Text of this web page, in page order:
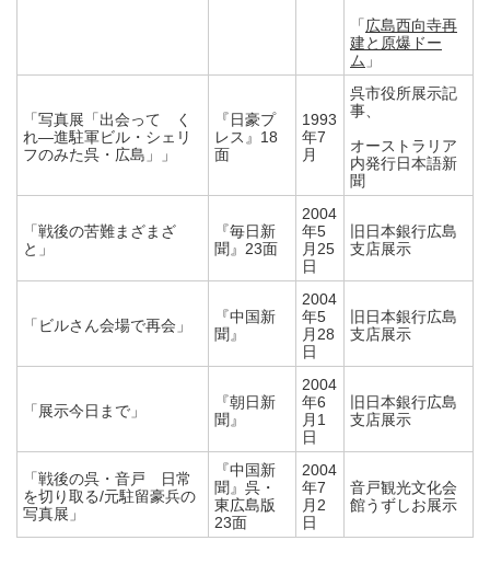
「広島西向寺再
建と原爆ドー
ム 」
「写真展「出会って く
れ―進駐軍ビル・シェリ
フのみた呉・広島」」
『日豪プ
レス』18
面
1993
年7
月
呉市役所展示記
事、
オーストラリア
内発行日本語新
聞
「戦後の苦難まざまざ
と」
『毎日新
聞』23面
2004
年5
月25
日
旧日本銀行広島
支店展示
「ビルさん会場で再会」
『中国新
聞』
2004
年5
月28
日
旧日本銀行広島
支店展示
「展示今日まで」
『朝日新
聞』
2004
年6
月1
日
旧日本銀行広島
支店展示
「戦後の呉・音戸 日常
を切り取る/元駐留豪兵の
写真展」
『中国新
聞』呉・
東広島版
23面
2004
年7
月2
日
音戸観光文化会
館うずしお展示